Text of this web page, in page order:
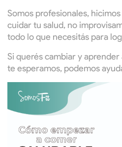
Somos profesionales,
cuidar tu salud, no
todo lo que necesitás para
Si querés cambiar y
te esperamos, podemos